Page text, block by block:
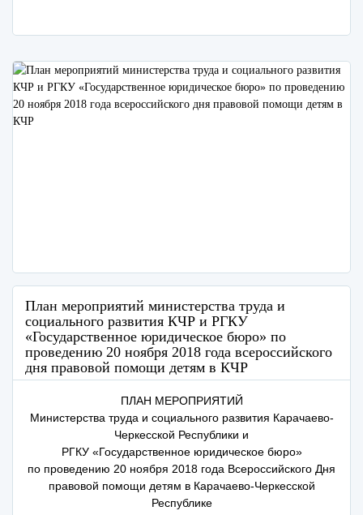
План мероприятий министерства труда и
социального развития КЧР и РГКУ
«Государственное юридическое бюро» по
проведению 20 ноября 2018 года всероссийского
дня правовой помощи детям в КЧР
ПЛАН МЕРОПРИЯТИЙ
Министерства труда и социального развития Карачаево-
Черкесской Республики и
РГКУ «Государственное юридическое бюро»
по проведению 20 ноября 2018 года Всероссийского Дня
правовой помощи детям в Карачаево-Черкесской
Республике